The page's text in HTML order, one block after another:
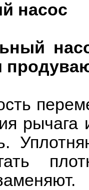
насос